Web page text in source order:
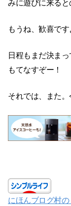
みに遊びに来ると
もうね、歓喜です
日程もまだ決ま
もてなすぞー！
それでは、また。
にほんブログ村